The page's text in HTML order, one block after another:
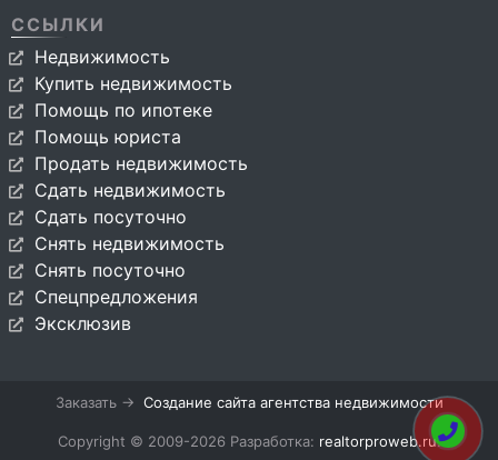
ССЫЛКИ
Недвижимость
Купить недвижимость
Помощь по ипотеке
Помощь юриста
Продать недвижимость
Сдать недвижимость
Сдать посуточно
Снять недвижимость
Снять посуточно
Спецпредложения
Эксклюзив
Заказать → Создание сайта агентства недвижимости
Copyright © 2009-2026 Разработка: realtorproweb.ru.